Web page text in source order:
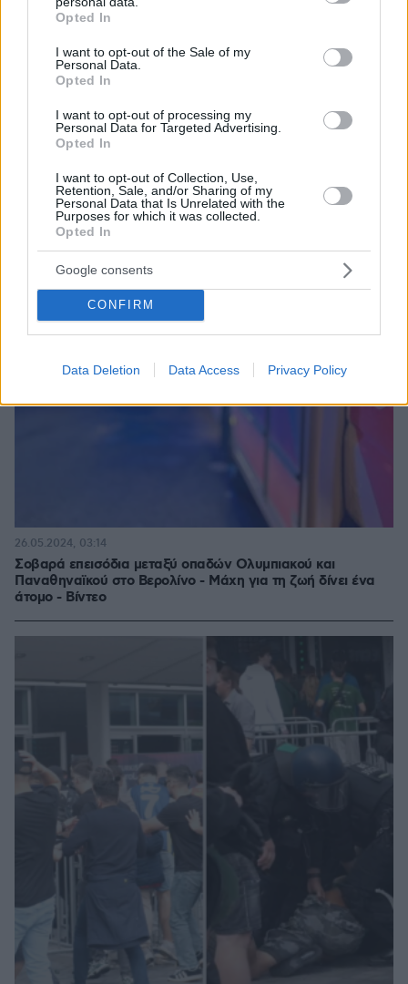
grant or deny consent to Google and its third-party tags to
use your data for below specified purposes in below Google
consent section.
Opted In
I want to opt-out of the Sale of my
Personal Data.
Opted In
I want to opt-out of processing my
Personal Data for Targeted Advertising.
Opted In
I want to opt-out of Collection, Use,
Retention, Sale, and/or Sharing of my
Personal Data that Is Unrelated with the
Purposes for which it was collected.
Opted In
Google consents
CONFIRM
Data Deletion Data Access Privacy Policy
Σχετικά Άρθρα
Σοβαρά επεισόδια μεταξύ οπαδών Ολυμπιακού και
Παναθηναϊκού στο Βερολίνο - Μάχη για τη ζωή δίνει ένα
άτομο - Βίντεο
26.05.2024, 03:14
και τον Κόσμο, τη στιγμή που συμβαίνουν, στο
Protothema.gr